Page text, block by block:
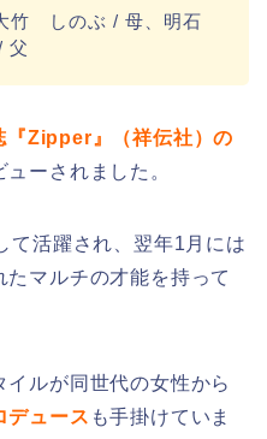
竹 しのぶ / 母、明石
父
『Zipper』（祥伝社）の
ーされました。
て活躍され、翌年1月には
たマルチの才能を持って
ルが同世代の女性から
デュース も手掛けていま